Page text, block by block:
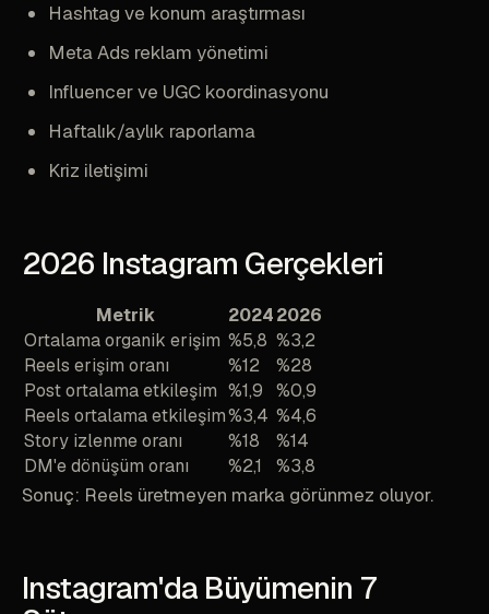
Hashtag ve konum araştırması
Meta Ads reklam yönetimi
Influencer ve UGC koordinasyonu
Haftalık/aylık raporlama
Kriz iletişimi
2026 Instagram Gerçekleri
Metrik 20242026
Ortalama organik erişim %5,8 %3,2
Reels erişim oranı
%12
%28
Post ortalama etkileşim %1,9
%0,9
Reels ortalama etkileşim%3,4 %4,6
Story izlenme oranı
%18
%14
DM'e dönüşüm oranı
%2,1 %3,8
Sonuç: Reels üretmeyen marka görünmez oluyor.
Instagram'da Büyümenin 7